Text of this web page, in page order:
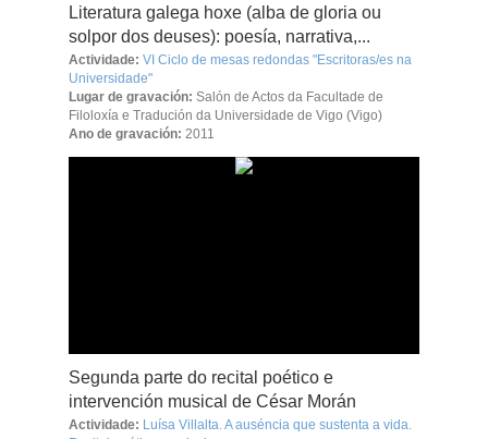
Literatura galega hoxe (alba de gloria ou
solpor dos deuses): poesía, narrativa,...
Actividade: VI Ciclo de mesas redondas "Escritoras/es na
Universidade"
Lugar de gravación: Salón de Actos da Facultade de
Filoloxía e Tradución da Universidade de Vigo (Vigo)
Ano de gravación: 2011
Segunda parte do recital poético e
intervención musical de César Morán
Actividade: Luísa Villalta. A auséncia que sustenta a vida.